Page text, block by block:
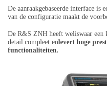
De aanraakgebaseerde interface is
van de configuratie maakt de
De R&S ZNH heeft weliswaar
detail compleet enlevert hoge
functionaliteiten.